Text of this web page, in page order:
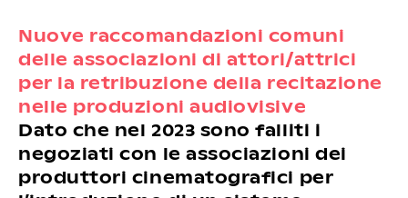
Nuove raccomandazioni comuni
delle associazioni di attori/attrici
per la retribuzione della recitazione
nelle produzioni audiovisive
Dato che nel 2023 sono falliti i
negoziati con le associazioni dei
produttori cinematografici per